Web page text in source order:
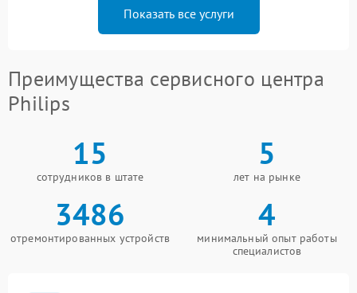
Показать все услуги
Преимущества сервисного центра
Philips
15
сотрудников в штате
5
лет на рынке
3486
отремонтированных устройств
4
минимальный опыт работы
специалистов